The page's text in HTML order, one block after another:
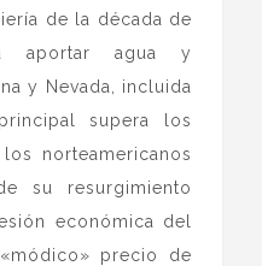
de la década de
aportar agua y
y Nevada, incluida
supera los
norteamericanos
su resurgimiento
económica del
precio de